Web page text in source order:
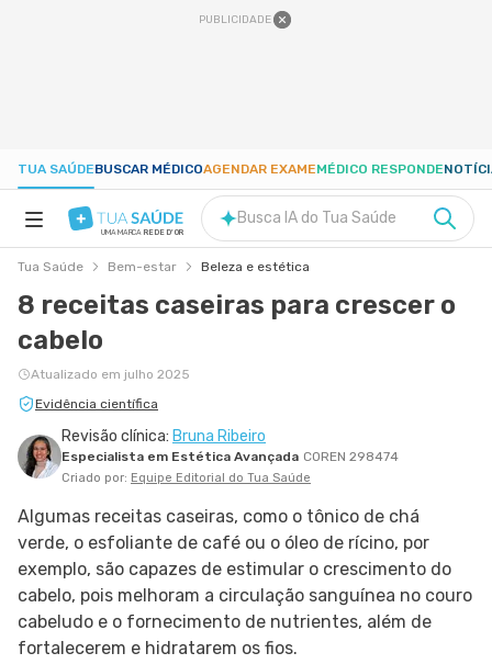
PUBLICIDADE
TUA SAÚDEBUSCAR MÉDICOAGENDAR EXAMEMÉDICO RESPONDE
NUTRIÇÃO
GRAVIDEZ
BEM-ESTAR
UMA MARCA REDE D'OR
Busca IA do Tua Saúde
Tua Saúde Bem-estar Beleza e estética
8 receitas caseiras para crescer o
cabelo
Atualizado em julho 2025
Evidência científica
Revisão clínica: Bruna Ribeiro
Especialista em Estética Avançada COREN 298474
Criado por: Equipe Editorial do Tua Saúde
Algumas receitas caseiras, como o tônico de chá
verde, o esfoliante de café ou o óleo de rícino, por
exemplo, são capazes de estimular o crescimento do
cabelo, pois melhoram a circulação sanguínea no couro
cabeludo e o fornecimento de nutrientes, além de
fortalecerem e hidratarem os fios.